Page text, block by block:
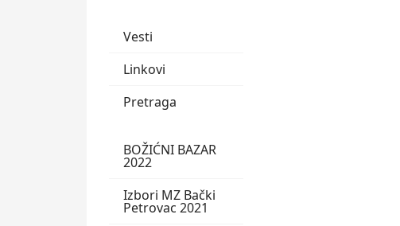
Vesti
Linkovi
Pretraga
BOŽIĆNI BAZAR
2022
Izbori MZ Bački
Petrovac 2021